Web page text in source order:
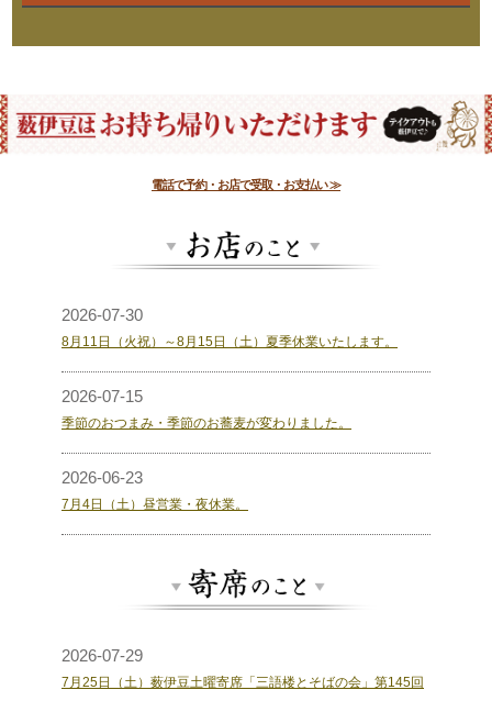
電話で予約・お店で受取・お支払い ≫
2026-07-30
8月11日（火祝）～8月15日（土）夏季休業いたします。
2026-07-15
季節のおつまみ・季節のお蕎麦が変わりました。
2026-06-23
7月4日（土）昼営業・夜休業。
2026-07-29
7月25日（土）薮伊豆土曜寄席「三語楼とそばの会」第145回